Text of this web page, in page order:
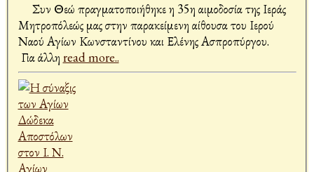
Συν Θεώ πραγματοποιήθηκε η 35η αιμοδοσία της Ιεράς
Μητροπόλεώς μας στην παρακείμενη αίθουσα του Ιερού
Ναού Αγίων Κωνσταντίνου και Ελένης Ασπροπύργου.
Για άλλη read more..